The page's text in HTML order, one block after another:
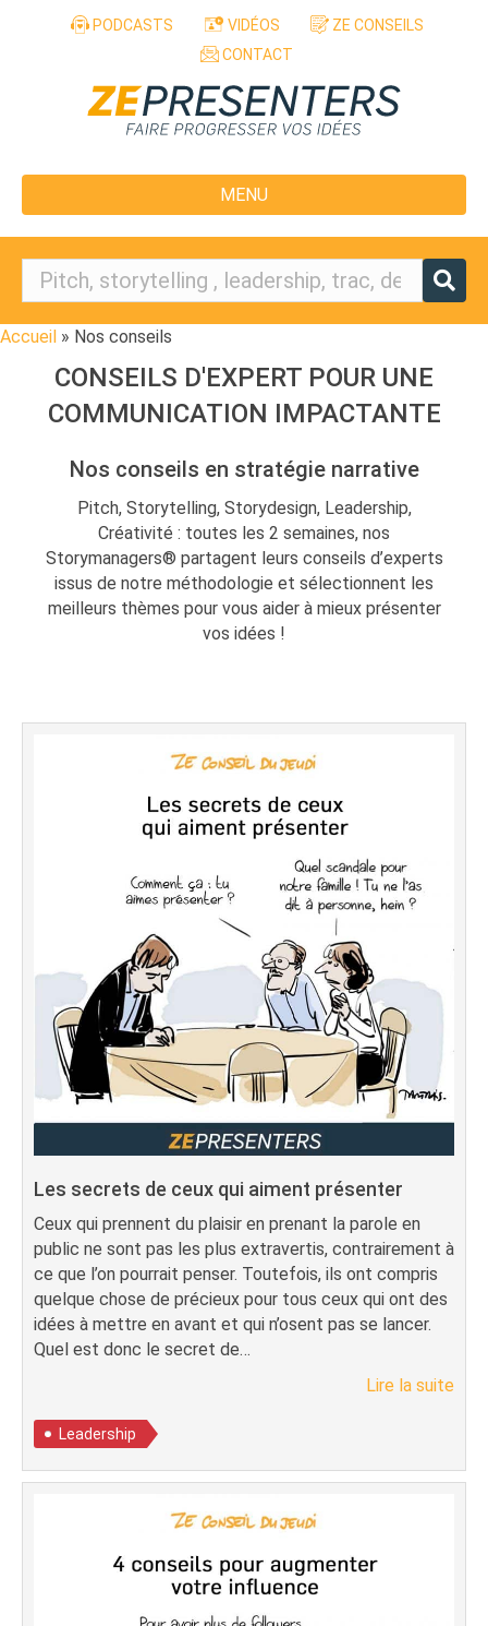
Aller au contenu
PODCASTS VIDÉOS
ZE CONSEILS
CONTACT
MENU
Accueil » Nos conseils
CONSEILS D'EXPERT POUR UNE
COMMUNICATION IMPACTANTE
Nos conseils en stratégie narrative
Pitch, Storytelling, Storydesign, Leadership,
Créativité : toutes les 2 semaines, nos
Storymanagers® partagent leurs conseils d’experts
issus de notre méthodologie et sélectionnent les
meilleurs thèmes pour vous aider à mieux présenter
vos idées !
Les secrets de ceux qui aiment présenter
Ceux qui prennent du plaisir en prenant la parole en
public ne sont pas les plus extravertis, contrairement à
ce que l’on pourrait penser. Toutefois, ils ont compris
quelque chose de précieux pour tous ceux qui ont des
idées à mettre en avant et qui n’osent pas se lancer.
Quel est donc le secret de…
Lire la suite
Leadership